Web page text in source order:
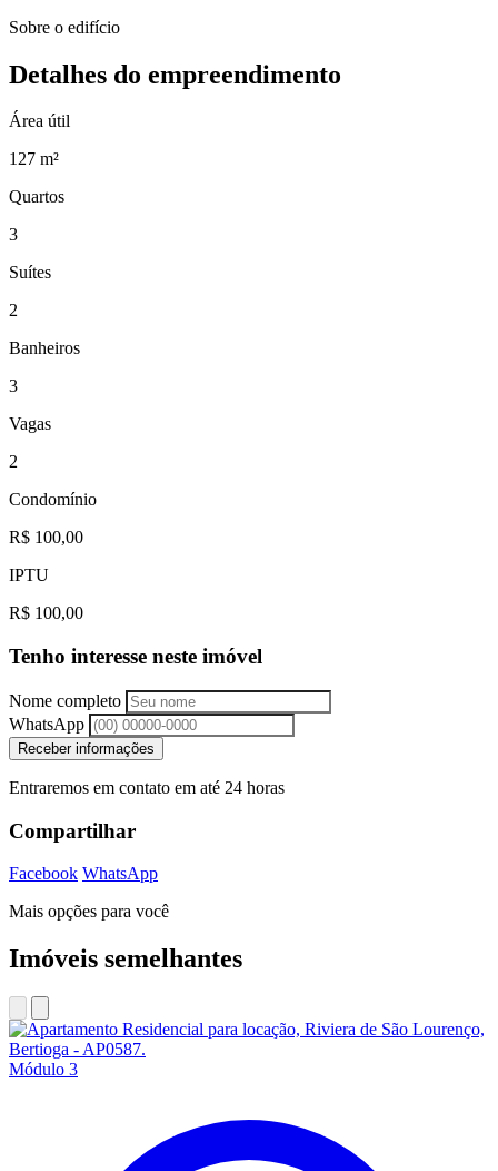
Sobre o edifício
Detalhes do empreendimento
Área útil
127 m²
Quartos
3
Suítes
2
Banheiros
3
Vagas
2
Condomínio
R$ 100,00
IPTU
R$ 100,00
Tenho interesse neste imóvel
Nome completo
WhatsApp
Receber informações
Entraremos em contato em até 24 horas
Compartilhar
Facebook WhatsApp
Mais opções para você
Imóveis semelhantes
Módulo 3